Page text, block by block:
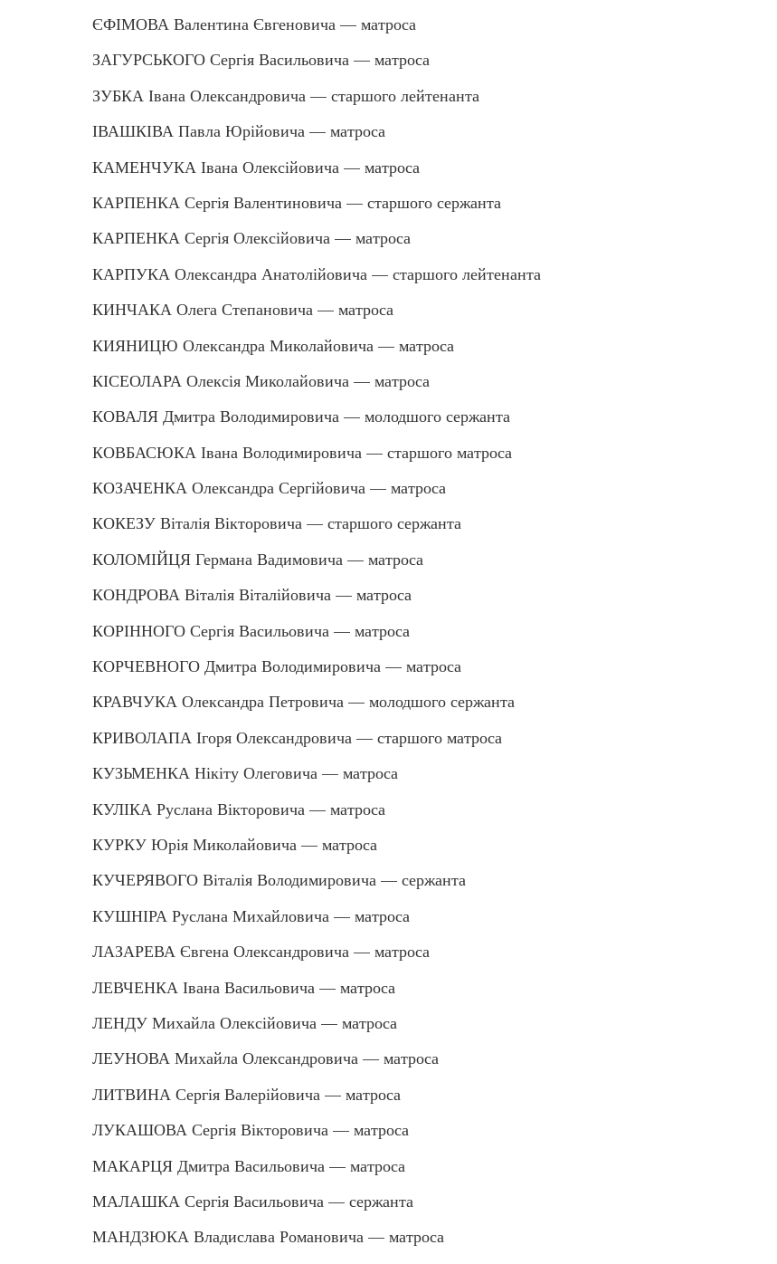
ЄФІМОВА Валентина Євгеновича — матроса
ЗАГУРСЬКОГО Сергія Васильовича — матроса
ЗУБКА Івана Олександровича — старшого лейтенанта
ІВАШКІВА Павла Юрійовича — матроса
КАМЕНЧУКА Івана Олексійовича — матроса
КАРПЕНКА Сергія Валентиновича — старшого сержанта
КАРПЕНКА Сергія Олексійовича — матроса
КАРПУКА Олександра Анатолійовича — старшого лейтенанта
КИНЧАКА Олега Степановича — матроса
КИЯНИЦЮ Олександра Миколайовича — матроса
КІСЕОЛАРА Олексія Миколайовича — матроса
КОВАЛЯ Дмитра Володимировича — молодшого сержанта
КОВБАСЮКА Івана Володимировича — старшого матроса
КОЗАЧЕНКА Олександра Сергійовича — матроса
КОКЕЗУ Віталія Вікторовича — старшого сержанта
КОЛОМІЙЦЯ Германа Вадимовича — матроса
КОНДРОВА Віталія Віталійовича — матроса
КОРІННОГО Сергія Васильовича — матроса
КОРЧЕВНОГО Дмитра Володимировича — матроса
КРАВЧУКА Олександра Петровича — молодшого сержанта
КРИВОЛАПА Ігоря Олександровича — старшого матроса
КУЗЬМЕНКА Нікіту Олеговича — матроса
КУЛІКА Руслана Вікторовича — матроса
КУРКУ Юрія Миколайовича — матроса
КУЧЕРЯВОГО Віталія Володимировича — сержанта
КУШНІРА Руслана Михайловича — матроса
ЛАЗАРЕВА Євгена Олександровича — матроса
ЛЕВЧЕНКА Івана Васильовича — матроса
ЛЕНДУ Михайла Олексійовича — матроса
ЛЕУНОВА Михайла Олександровича — матроса
ЛИТВИНА Сергія Валерійовича — матроса
ЛУКАШОВА Сергія Вікторовича — матроса
МАКАРЦЯ Дмитра Васильовича — матроса
МАЛАШКА Сергія Васильовича — сержанта
МАНДЗЮКА Владислава Романовича — матроса